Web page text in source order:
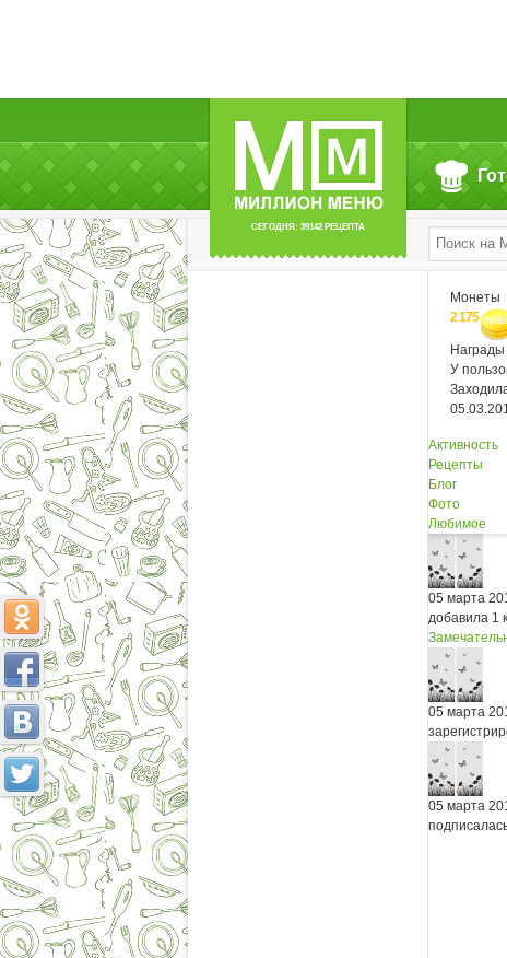
СЕГОДНЯ: 39142 РЕЦЕПТА
Монеты
2 175
Награды
У
Активность
Рецепты
Блог
Фото
Любимое
05 марта
добавила 1
05 марта
05 марта